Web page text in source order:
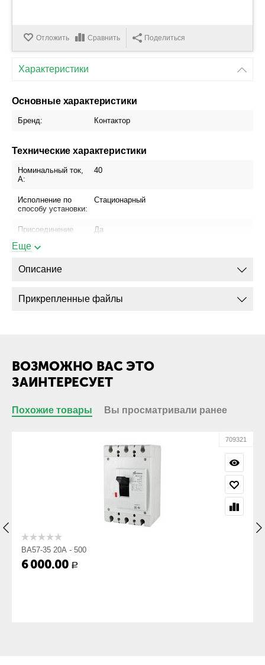
Отложить Сравнить Поделиться
Характеристики
Основные характеристики
Бренд: Контактор
Технические характеристики
Номинальный ток,
А:
40
Исполнение по
способу установки:
Стационарный
Присоединение
Да
кабеля с
Присоединение
Да
Габариты
Габарит ШхВхГ
112х150х130
Еще
Описание
Прикрепленные файлы
ВОЗМОЖНО ВАС ЭТО
ЗАИНТЕРЕСУЕТ
Похожие товары Вы просматривали ранее
709321
ВА57-35 20А - 500
6 000.00 Р